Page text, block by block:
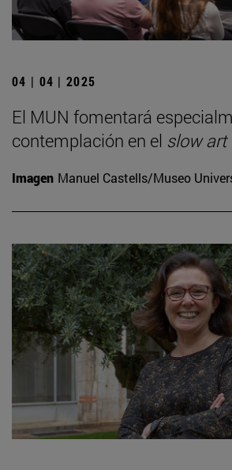
04 | 04 | 2025
El MUN fomentará
contemplación en el slow art
Imagen Manuel Castells/Museo